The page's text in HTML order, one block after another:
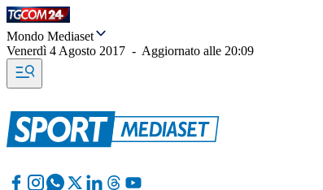
Mondo Mediaset
Venerdì 4 Agosto 2017 - Aggiornato alle 20:09